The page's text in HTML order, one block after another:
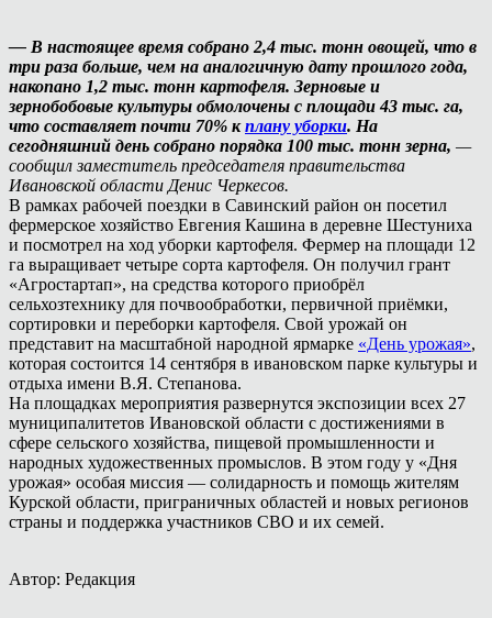
— В настоящее время собрано 2,4 тыс. тонн овощей, что в
три раза больше, чем на аналогичную дату прошлого года,
накопано 1,2 тыс. тонн картофеля. Зерновые и
зернобобовые культуры обмолочены с площади 43 тыс. га,
что составляет почти 70% кплану уборки. На
сегодняшний день собрано порядка 100 тыс. тонн зерна, —
сообщил заместитель председателя правительства
Ивановской области Денис Черкесов.
В рамках рабочей поездки в Савинский район он посетил
фермерское хозяйство Евгения Кашина в деревне Шестуниха
и посмотрел на ход уборки картофеля. Фермер на площади 12
га выращивает четыре сорта картофеля. Он получил грант
«Агростартап», на средства которого приобрёл
сельхозтехнику для почвообработки, первичной приёмки,
сортировки и переборки картофеля. Свой урожай он
представит на масштабной народной ярмарке «День урожая»,
которая состоится 14 сентября в ивановском парке культуры и
отдыха имени В.Я. Степанова.
На площадках мероприятия развернутся экспозиции всех 27
муниципалитетов Ивановской области с достижениями в
сфере сельского хозяйства, пищевой промышленности и
народных художественных промыслов. В этом году у «Дня
урожая» особая миссия — солидарность и помощь жителям
Курской области, приграничных областей и новых регионов
страны и поддержка участников СВО и их семей.
Автор: Редакция